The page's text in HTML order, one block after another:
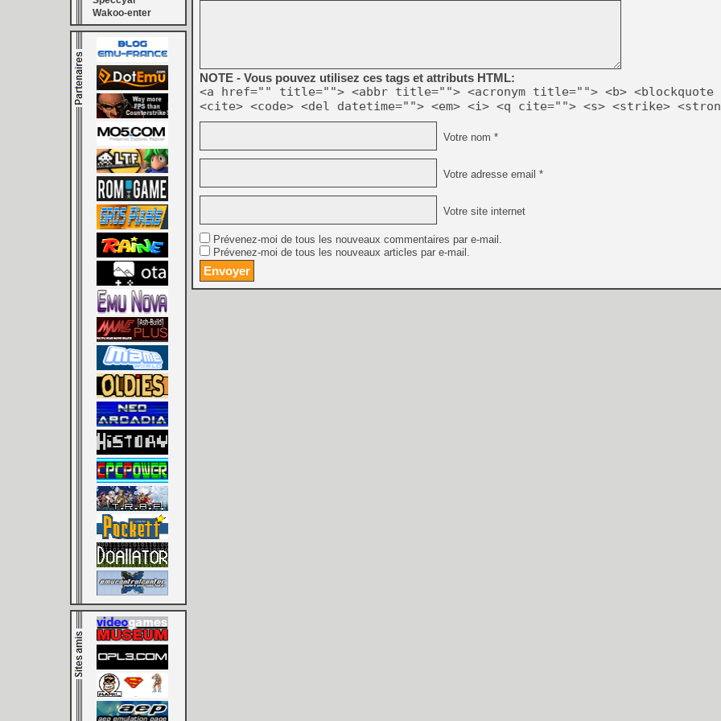
[Mo5] Deux inédits du
[GK] Le beat'em up The
[GK] Endless Legend 2 :
[LS] [PS5] Le WebKit
[GK] Oubliez Crazy Taxi,
[LS] [Switch] NSZ 5.0.0
[GK] No More Room in
Wakoo-enter
NOTE - Vous pouvez utilisez ces tags et attributs HTML:
<a href="" title=""> <abbr title=""> <acronym title=""> <b> <blockquote
<cite> <code> <del datetime=""> <em> <i> <q cite=""> <s> <strike>
Votre nom *
Votre adresse email *
Votre site internet
Prévenez-moi de tous les nouveaux commentaires par e-mail.
Prévenez-moi de tous les nouveaux articles par e-mail.